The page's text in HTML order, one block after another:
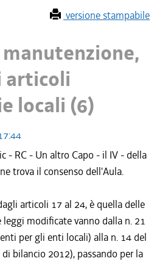
versione stampabile
manutenzione,
articoli
locali (6)
- RC - Un altro Capo - il IV - della
trova il consenso dell'Aula.
articoli 17 al 24, è quella delle
modificate vanno dalla n. 21
per gli enti locali) alla n. 14 del
bilancio 2012), passando per la